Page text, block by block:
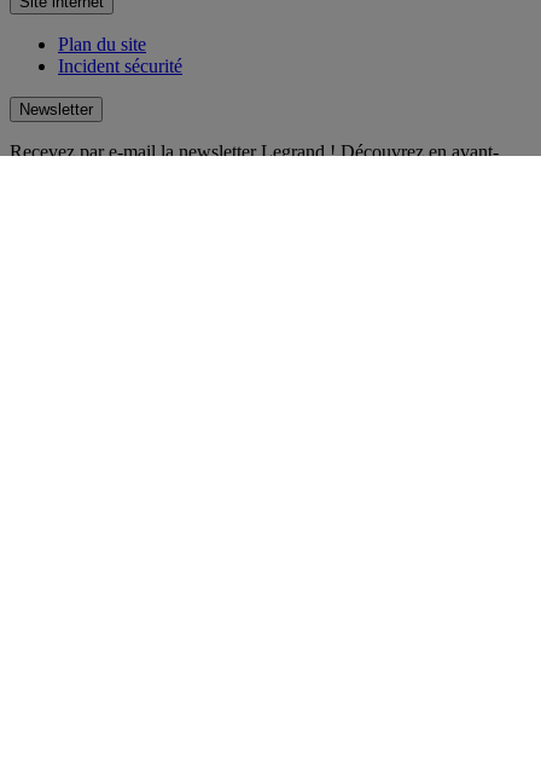
Plan du site
Incident sécurité
Newsletter
Recevez par e-mail la newsletter Legrand ! Découvrez en avant-